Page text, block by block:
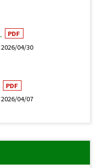
PDF
2026/04/30
PDF
2026/04/07